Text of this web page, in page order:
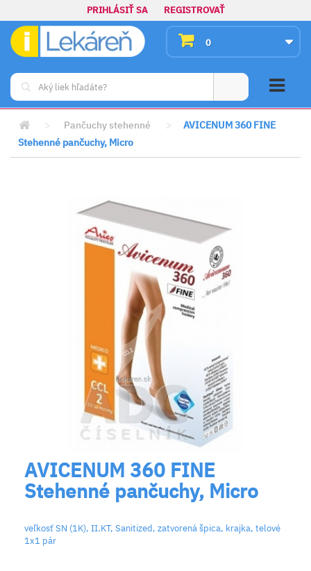
PRIHLÁSIŤ SA REGISTROVAŤ
0
> Pančuchy stehenné >
AVICENUM 360 FINE
Stehenné pančuchy, Micro
AVICENUM 360 FINE
Stehenné pančuchy, Micro
veľkosť SN (1K), II.KT, Sanitized, zatvorená špica, krajka, telové
1x1 pár